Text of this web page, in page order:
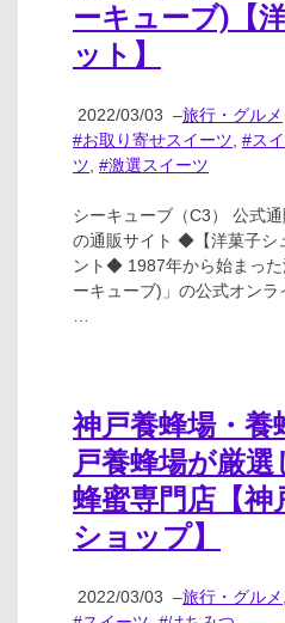
ーキューブ)【
ット】
2022/03/03 –旅行・グルメ
#お取り寄せスイーツ #ス
ツ #激選スイーツ
シーキューブ（C3） 公式
の通販サイト ◆【洋菓子シ
ント◆ 1987年から始まっ
ーキューブ)」の公式オン
神戸養蜂場・養
戸養蜂場が厳
蜂蜜専門店【神
ショップ】
2022/03/03 –旅行・グルメ